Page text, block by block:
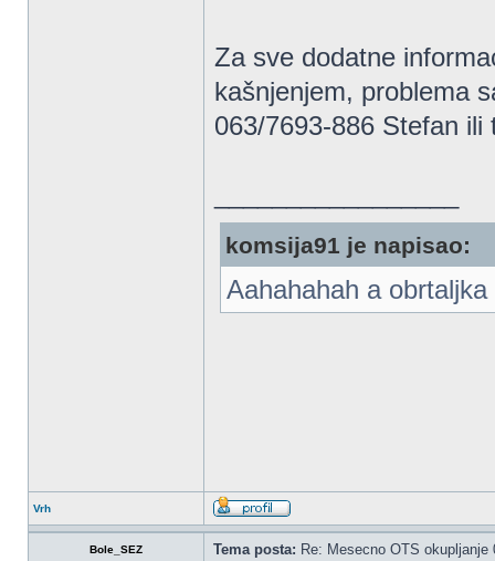
Za sve dodatne
kašnjenjem, problema
063/7693-886 Stefan
komsija91 je napisao:
Aahahahah a
Vrh
Bole_SEZ Tema posta: Re: Mesecno OTS